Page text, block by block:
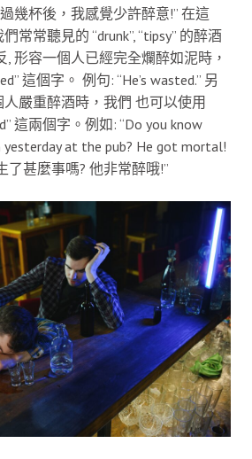
幾杯後，我感覺少許醉意!” 在這
常常聽見的 “drunk”, “tipsy” 的醉酒
形容一個人已經完全爛醉如泥時，
這個字。 例句: “He’s wasted.” 另
嚴重醉酒時，我們 也可以使用
這兩個字。例如: “Do you know
yesterday at the pub? He got mortal!
了甚麼事嗎? 他非常醉哦!”